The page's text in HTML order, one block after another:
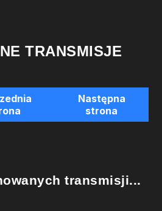
TRANSMISJE
Następna
strona
transmisji...